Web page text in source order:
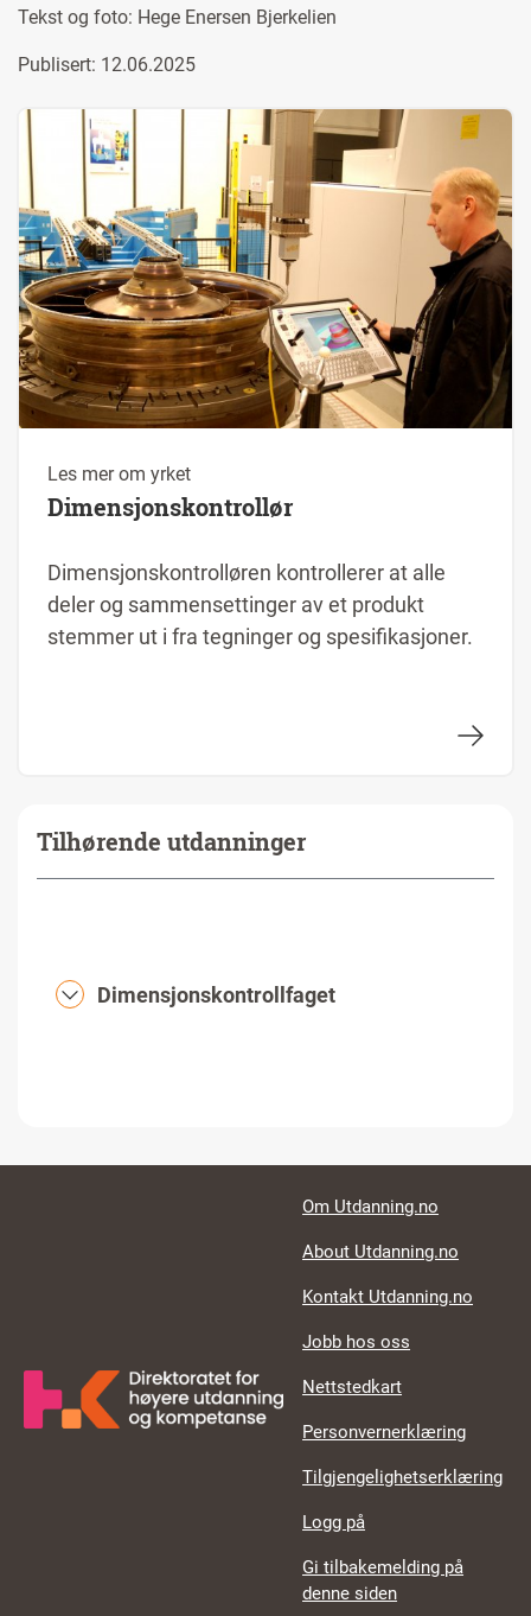
Tekst og foto: Hege Enersen Bjerkelien
Publisert: 12.06.2025
Les mer om yrket
Dimensjonskontrollør
Dimensjonskontrolløren kontrollerer at alle
deler og sammensettinger av et produkt
stemmer ut i fra tegninger og spesifikasjoner.
Tilhørende utdanninger
Dimensjonskontrollfaget
Footer links
Om Utdanning.no
About Utdanning.no
Kontakt Utdanning.no
Jobb hos oss
Nettstedkart
Personvernerklæring
Tilgjengelighetserklæring
Logg på
Gi tilbakemelding på
denne siden